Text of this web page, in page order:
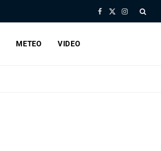
Facebook
X
Instagram
METEO VIDEO